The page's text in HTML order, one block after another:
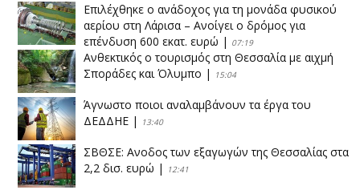
Επιλέχθηκε ο ανάδοχος για τη μονάδα φυσικού
αερίου στη Λάρισα – Ανοίγει ο δρόμος για
επένδυση 600 εκατ. ευρώ | 07:19
Ανθεκτικός ο τουρισμός στη Θεσσαλία με αιχμή
Σποράδες και Όλυμπο | 15:04
Άγνωστο ποιοι αναλαμβάνουν τα έργα του
ΔΕΔΔΗΕ | 13:40
ΣΒΘΣΕ: Aνοδος των εξαγωγών της Θεσσαλίας στα
2,2 δισ. ευρώ | 12:41